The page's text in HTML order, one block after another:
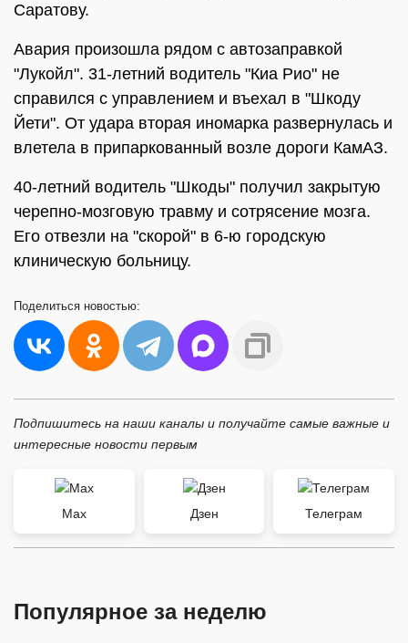
Саратову.
Авария произошла рядом с автозаправкой
"Лукойл". 31-летний водитель "Киа Рио" не
справился с управлением и въехал в "Шкоду
Йети". От удара вторая иномарка развернулась и
влетела в припаркованный возле дороги КамАЗ.
40-летний водитель "Шкоды" получил закрытую
черепно-мозговую травму и сотрясение мозга.
Его отвезли на "скорой" в 6-ю городскую
клиническую больницу.
Поделиться новостью:
Подпишитесь на наши каналы и получайте самые важные и
интересные новости первым
Max Дзен Телеграм
Популярное за неделю